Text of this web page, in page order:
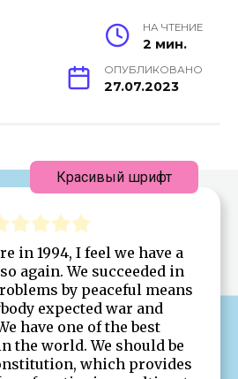
НА ЧТЕНИЕ
2 мин.
ОПУБЛИКОВАНО
27.07.2023
in 1994, I feel we have a
again. We succeeded in
by peaceful means
expected war and
have one of the best
the world. We should be
which provides
Красивый шрифт